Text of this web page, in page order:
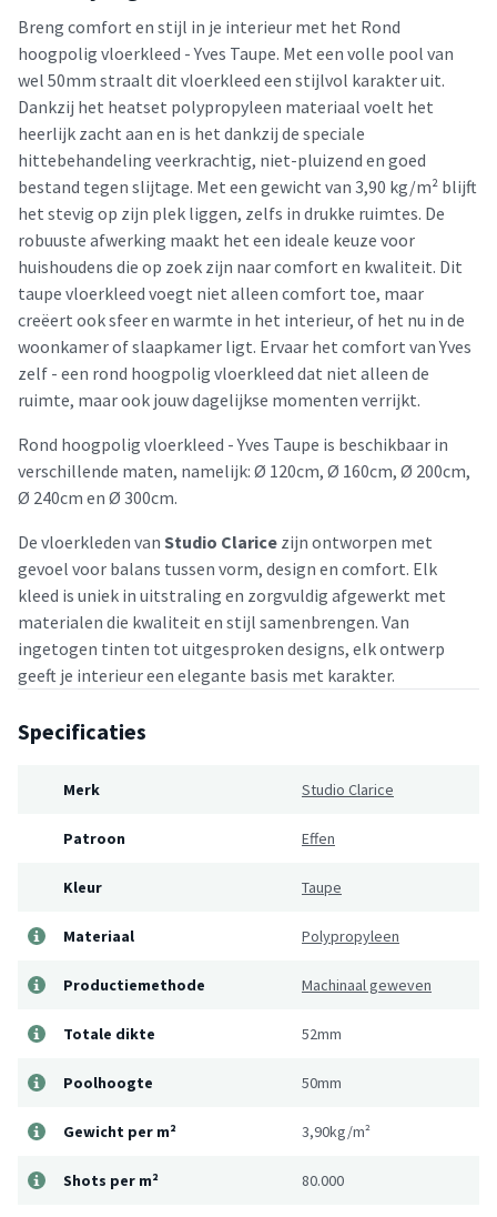
Breng comfort en stijl in je interieur met het Rond
hoogpolig vloerkleed - Yves Taupe. Met een volle pool van
wel 50mm straalt dit vloerkleed een stijlvol karakter uit.
Dankzij het heatset polypropyleen materiaal voelt het
heerlijk zacht aan en is het dankzij de speciale
hittebehandeling veerkrachtig, niet-pluizend en goed
bestand tegen slijtage. Met een gewicht van 3,90 kg/m² blijft
het stevig op zijn plek liggen, zelfs in drukke ruimtes. De
robuuste afwerking maakt het een ideale keuze voor
huishoudens die op zoek zijn naar comfort en kwaliteit. Dit
taupe vloerkleed voegt niet alleen comfort toe, maar
creëert ook sfeer en warmte in het interieur, of het nu in de
woonkamer of slaapkamer ligt. Ervaar het comfort van Yves
zelf - een rond hoogpolig vloerkleed dat niet alleen de
ruimte, maar ook jouw dagelijkse momenten verrijkt.
Rond hoogpolig vloerkleed - Yves Taupe is beschikbaar in
verschillende maten, namelijk: Ø 120cm, Ø 160cm, Ø 200cm,
Ø 240cm en Ø 300cm.
De vloerkleden van Studio Clarice zijn ontworpen met
gevoel voor balans tussen vorm, design en comfort. Elk
kleed is uniek in uitstraling en zorgvuldig afgewerkt met
materialen die kwaliteit en stijl samenbrengen. Van
ingetogen tinten tot uitgesproken designs, elk ontwerp
geeft je interieur een elegante basis met karakter.
Specificaties
Merk Studio Clarice
Patroon Effen
Kleur Taupe
Materiaal Polypropyleen
Productiemethode Machinaal geweven
Totale dikte 52mm
Poolhoogte 50mm
Gewicht per m² 3,90kg/m²
Shots per m² 80.000